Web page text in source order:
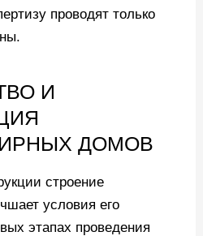
проводят только
И
ДОМОВ
строение
условия его
этапах проведения